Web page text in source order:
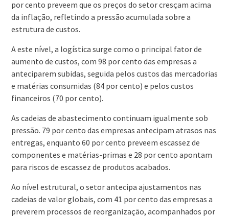
por cento preveem que os preços do setor cresçam acima
da inflação, refletindo a pressão acumulada sobre a
estrutura de custos.
A este nível, a logística surge como o principal fator de
aumento de custos, com 98 por cento das empresas a
anteciparem subidas, seguida pelos custos das mercadorias
e matérias consumidas (84 por cento) e pelos custos
financeiros (70 por cento).
As cadeias de abastecimento continuam igualmente sob
pressão. 79 por cento das empresas antecipam atrasos nas
entregas, enquanto 60 por cento preveem escassez de
componentes e matérias-primas e 28 por cento apontam
para riscos de escassez de produtos acabados.
Ao nível estrutural, o setor antecipa ajustamentos nas
cadeias de valor globais, com 41 por cento das empresas a
preverem processos de reorganização, acompanhados por